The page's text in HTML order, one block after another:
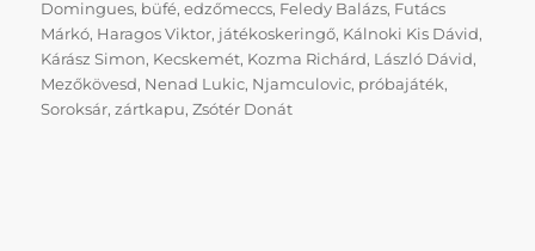
Domingues, büfé,edzőmeccs, Feledy Balázs, Futács
Márkó, Haragos Viktor, játékoskeringő, Kálnoki Kis Dávid,
Kárász Simon, Kecskemét, Kozma Richárd, László Dávid,
Mezőkövesd, Nenad Lukic, Njamculovic, próbajáték,
Soroksár,zártkapu,Zsótér Donát